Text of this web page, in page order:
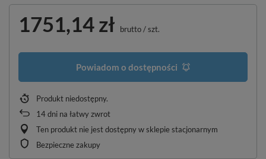
1751,14 zł brutto/szt.
Powiadom o dostępności
Produkt niedostępny
14dni na łatwy zwrot
Ten produkt nie jest dostępny w sklepie stacjonarnym
Bezpieczne zakupy